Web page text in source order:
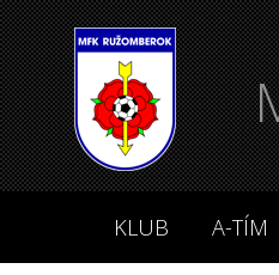
KLUB A-TÍM